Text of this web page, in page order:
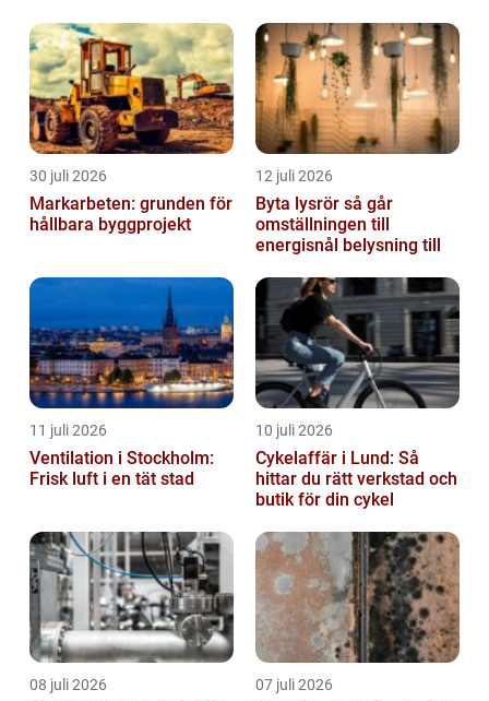
30 juli 2026
Markarbeten: grunden för
hållbara byggprojekt
12 juli 2026
Byta lysrör så går
omställningen till
energisnål belysning till
11 juli 2026
Ventilation i Stockholm:
Frisk luft i en tät stad
10 juli 2026
Cykelaffär i Lund: Så
hittar du rätt verkstad och
butik för din cykel
08 juli 2026 07 juli 2026